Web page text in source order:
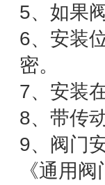
5、如果
6、安装
密。
7、安装
8、带传
9、阀门
《通用